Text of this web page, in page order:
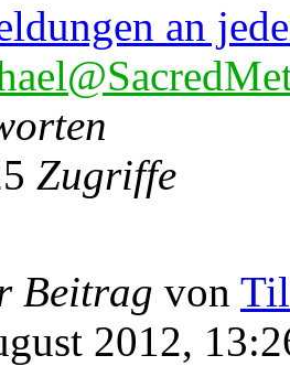
an
Zugriffe
Beitrag von
2012,